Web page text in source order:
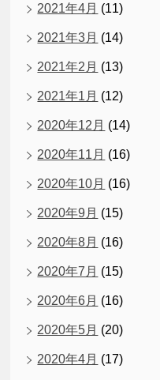
2021年4月 (11)
2021年3月 (14)
2021年2月 (13)
2021年1月 (12)
2020年12月 (14)
2020年11月 (16)
2020年10月 (16)
2020年9月 (15)
2020年8月 (16)
2020年7月 (15)
2020年6月 (16)
2020年5月 (20)
2020年4月 (17)